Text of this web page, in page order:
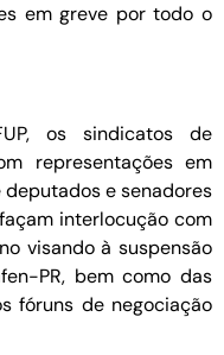
em greve por todo o
os sindicatos de
representações em
e senadores
interlocução com
visando à suspensão
PR, bem como das
fóruns de negociação